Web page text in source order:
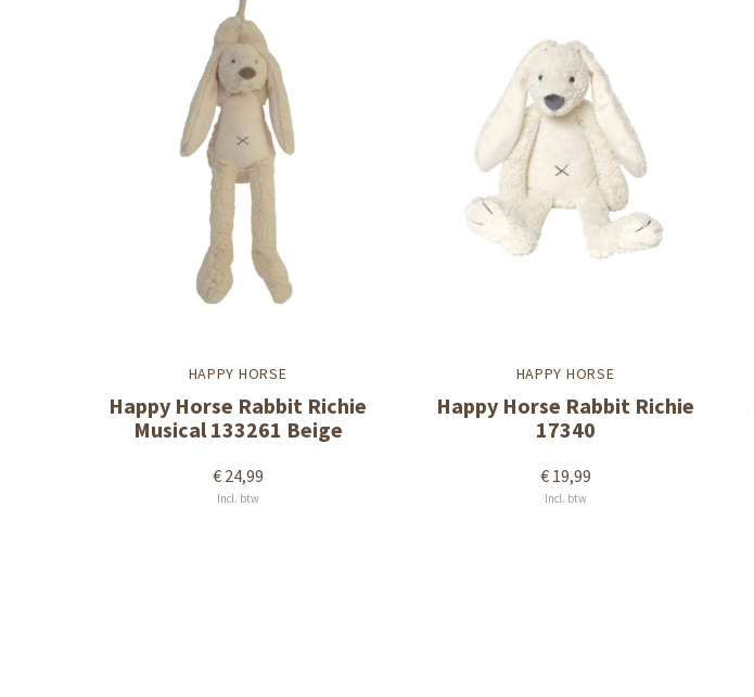
HAPPY HORSE
Happy Horse Rabbit Richie
Musical 133261 Beige
€ 24,99
Incl. btw
HAPPY HORSE
Happy Horse Rabbit Richie
17340
€ 19,99
Incl. btw